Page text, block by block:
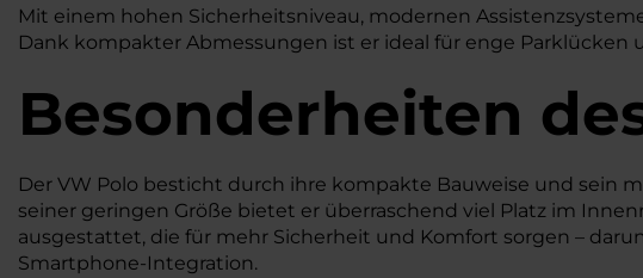
Mit einem hohen Sicherheitsniveau, modernen
Dank kompakter Abmessungen ist er ideal für enge
Besonderheiten
Der VW Polo besticht durch ihre kompakte Bauweise und sein
seiner geringen Größe bietet er überraschend viel Platz im
ausgestattet, die für mehr Sicherheit und Komfort sorgen –
Smartphone-Integration.